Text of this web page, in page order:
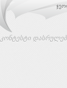
კონტესტი